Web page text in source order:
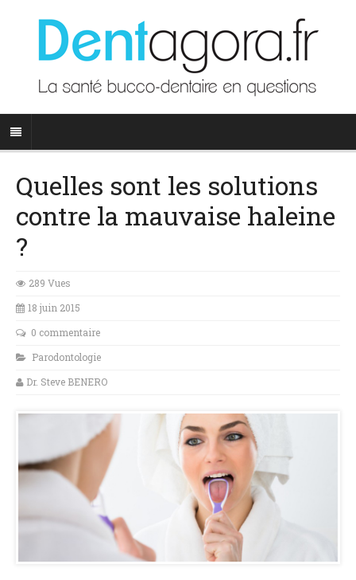
Quelles sont les solutions
contre la mauvaise haleine
?
289 Vues
18 juin 2015
0 commentaire
Parodontologie
Dr. Steve BENERO